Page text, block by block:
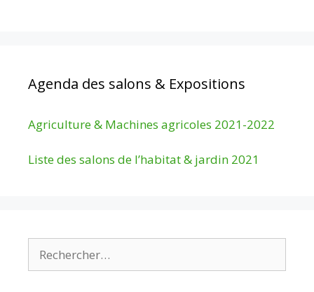
Agenda des salons & Expositions
Agriculture & Machines agricoles 2021-2022
Liste des salons de l’habitat & jardin 2021